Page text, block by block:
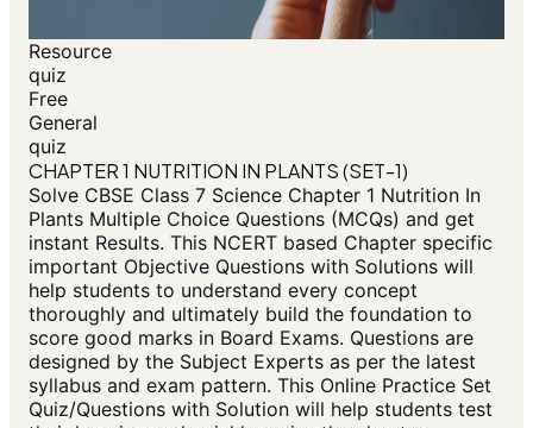
Resource
quiz
Free
General
quiz
CHAPTER 1 NUTRITION IN PLANTS (SET-1)
Solve CBSE Class 7 Science Chapter 1 Nutrition In
Plants Multiple Choice Questions (MCQs) and get
instant Results. This NCERT based Chapter specific
important Objective Questions with Solutions will
help students to understand every concept
thoroughly and ultimately build the foundation to
score good marks in Board Exams. Questions are
designed by the Subject Experts as per the latest
syllabus and exam pattern. This Online Practice Set
Quiz/Questions with Solution will help students test